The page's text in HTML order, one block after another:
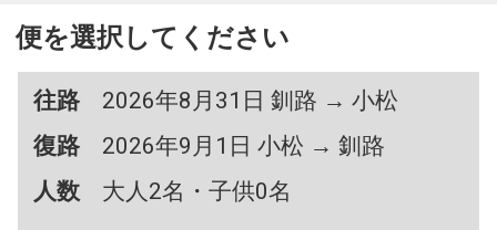
便を選択してください
往路
2026年8月31日 釧路 → 小松
復路
2026年9月1日 小松 → 釧路
人数
大人2名・子供0名